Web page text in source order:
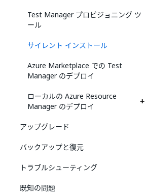
Test Manager プロビジョニング ツ
ール
サイレント インストール
Azure Marketplace での Test
Manager のデプロイ
ローカルの Azure Resource
Manager のデプロイ
アップグレード
バックアップと復元
トラブルシューティング
既知の問題